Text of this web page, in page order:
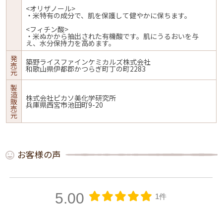
<オリザノール>
・米特有の成分で、肌を保護して健やかに保ちます。
<フィチン酸>
・米ぬかから抽出された有機酸です。肌にうるおいを与
え、水分保持力を高めます。
発
売
元
築野ライスファインケミカルズ株式会社
和歌山県伊都郡かつらぎ町丁の町2283
製
造
販
売
元
株式会社ピカソ美化学研究所
兵庫県西宮市池田町9-20
お客様の声
5.00 1件